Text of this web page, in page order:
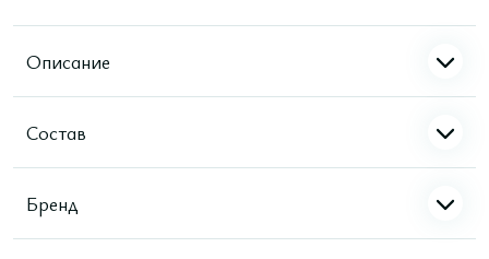
Описание
Состав
Бренд